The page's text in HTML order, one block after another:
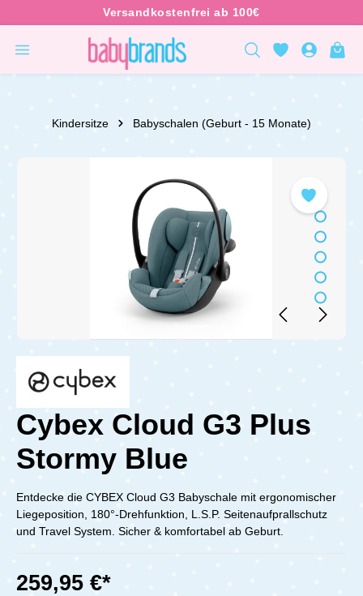
Kindersitze Babyschalen (Geburt - 15 Monate)
Cybex Cloud G3 Plus
Stormy Blue
Entdecke die CYBEX Cloud G3 Babyschale mit ergonomischer
Liegeposition, 180°-Drehfunktion, L.S.P. Seitenaufprallschutz
und Travel System. Sicher & komfortabel ab Geburt.
259,95 €*